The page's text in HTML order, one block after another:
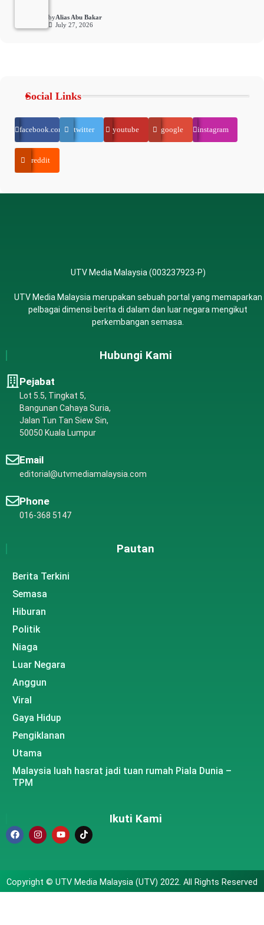
byAlias Abu Bakar
July 27, 2026
Social Links
facebook.com twitter youtube google instagram
reddit
UTV Media Malaysia (003237923-P)
UTV Media Malaysia merupakan sebuah portal yang memaparkan
pelbagai dimensi berita di dalam dan luar negara mengikut
perkembangan semasa.
Hubungi Kami
Pejabat
Lot 5.5, Tingkat 5,
Bangunan Cahaya Suria,
Jalan Tun Tan Siew Sin,
50050 Kuala Lumpur
Email
editorial@utvmediamalaysia.com
Phone
016-368 5147
Pautan
Berita Terkini
Semasa
Hiburan
Politik
Niaga
Luar Negara
Anggun
Viral
Gaya Hidup
Pengiklanan
Utama
Malaysia luah hasrat jadi tuan rumah Piala Dunia –
TPM
Ikuti Kami
Copyright © UTV Media Malaysia (UTV) 2022. All Rights Reserved